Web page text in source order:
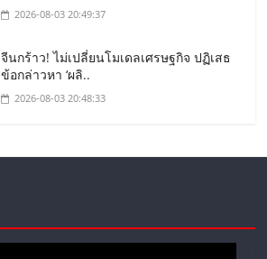
2026-08-03 20:49:37
จีนกร้าว! ไม่เปลี่ยนโมเดลเศรษฐกิจ ปฏิเสธ
ข้อกล่าวหา ‘ผลิ..
2026-08-03 20:48:33